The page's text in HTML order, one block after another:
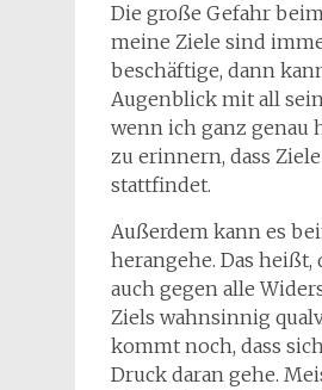
Die große Gefahr
meine Ziele sind
beschäftige, dann
Augenblick mit all
wenn ich ganz genau
zu erinnern, dass
stattfindet.
Außerdem kann es
herangehe. Das
auch gegen alle
Ziels wahnsinnig
kommt noch, dass
Druck daran gehe.